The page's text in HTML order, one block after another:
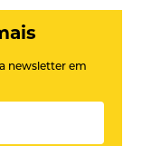
newsletter em